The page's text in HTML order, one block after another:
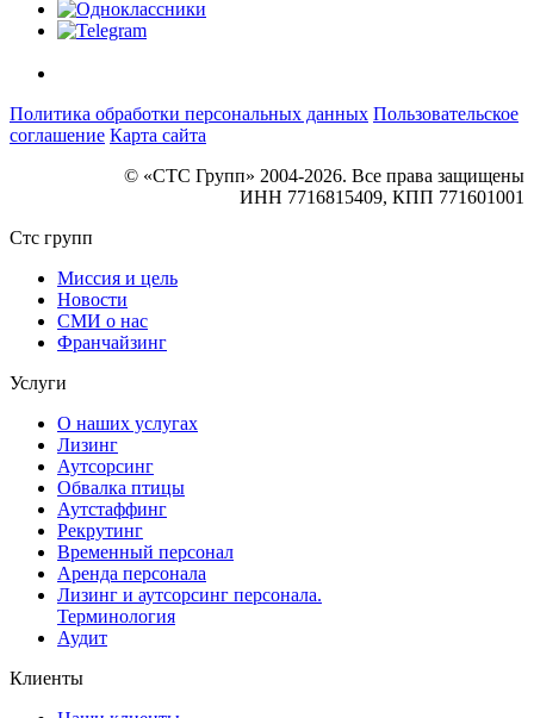
Политика обработки персональных данных Пользовательское
соглашение Карта сайта
© «СТС Групп» 2004-2026. Все права защищены
ИНН 7716815409, КПП 771601001
Стс групп
Миссия и цель
Новости
СМИ о нас
Франчайзинг
Услуги
О наших услугах
Лизинг
Аутсорсинг
Обвалка птицы
Аутстаффинг
Рекрутинг
Временный персонал
Аренда персонала
Лизинг и аутсорсинг персонала.
Терминология
Аудит
Клиенты